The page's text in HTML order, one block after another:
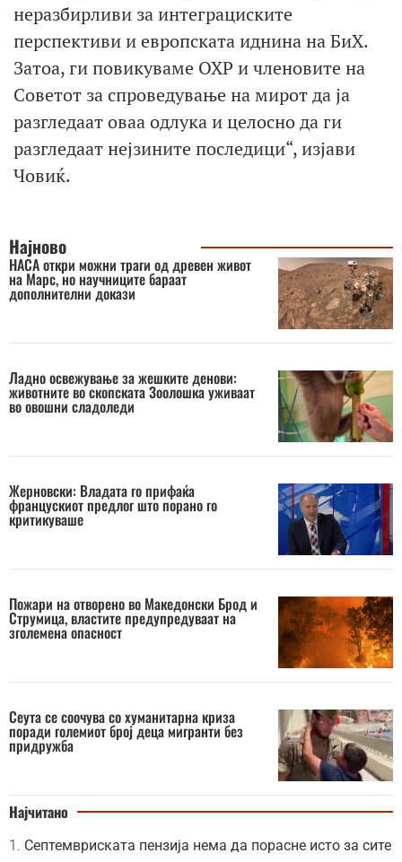
неразбирливи за интеграциските
перспективи и европската иднина на БиХ.
Затоа, ги повикуваме ОХР и членовите на
Советот за спроведување на мирот да ја
разгледаат оваа одлука и целосно да ги
разгледаат нејзините последици“, изјави
Човиќ.
Најново
НАСА откри можни траги од древен живот
на Марс, но научниците бараат
дополнителни докази
Ладно освежување за жешките денови:
животните во скопската Зоолошка уживаат
во овошни сладоледи
Жерновски: Владата го прифаќа
францускиот предлог што порано го
критикуваше
Пожари на отворено во Македонски Брод и
Струмица, властите предупредуваат на
зголемена опасност
Сеута се соочува со хуманитарна криза
поради големиот број деца мигранти без
придружба
Најчитано
Септемвриската пензија нема да порасне исто за сите